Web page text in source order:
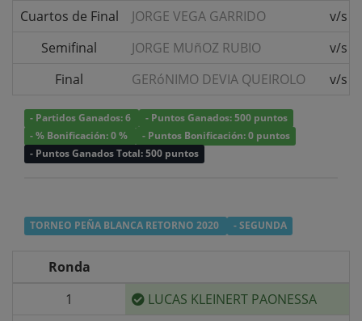
Cuartos de Final JORGE VEGA GARRIDO
v/s
Semifinal
JORGE MUñOZ RUBIO
v/s
Final
GERóNIMO DEVIA QUEIROLO v/s
- Partidos Ganados: 6
- Puntos Ganados: 500 puntos
- % Bonificación: 0 %
- Puntos Bonificación: 0 puntos
- Puntos Ganados Total: 500 puntos
TORNEO PEÑA BLANCA RETORNO 2020 - SEGUNDA
Ronda
1
LUCAS KLEINERT PAONESSA